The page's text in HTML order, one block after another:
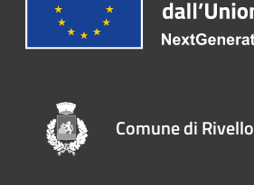
Comune di Rivello